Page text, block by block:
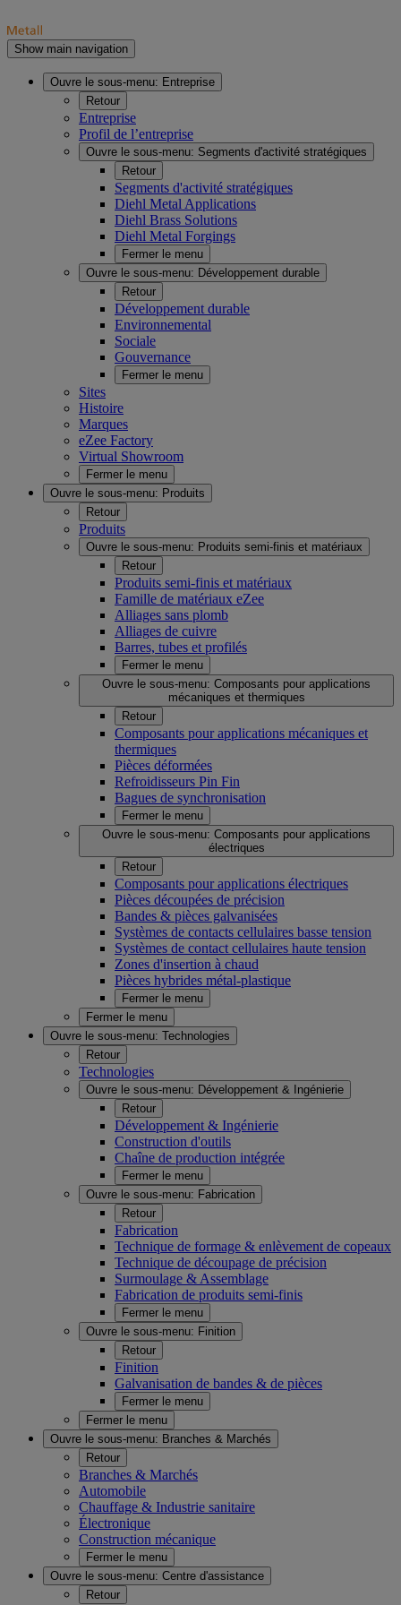
Show main navigation
Ouvre le sous-menu: Entreprise
Retour
Entreprise
Profil de l’entreprise
Ouvre le sous-menu: Segments d'activité stratégiques
Retour
Segments d'activité stratégiques
Diehl Metal Applications
Diehl Brass Solutions
Diehl Metal Forgings
Fermer le menu
Ouvre le sous-menu: Développement durable
Retour
Développement durable
Environnemental
Sociale
Gouvernance
Fermer le menu
Sites
Histoire
Marques
eZee Factory
Virtual Showroom
Fermer le menu
Ouvre le sous-menu: Produits
Retour
Produits
Ouvre le sous-menu: Produits semi-finis et matériaux
Retour
Produits semi-finis et matériaux
Famille de matériaux eZee
Alliages sans plomb
Alliages de cuivre
Barres, tubes et profilés
Fermer le menu
Ouvre le sous-menu: Composants pour applications
mécaniques et thermiques
Retour
Composants pour applications mécaniques et
thermiques
Pièces déformées
Refroidisseurs Pin Fin
Bagues de synchronisation
Fermer le menu
Ouvre le sous-menu: Composants pour applications
électriques
Retour
Composants pour applications électriques
Pièces découpées de précision
Bandes & pièces galvanisées
Systèmes de contacts cellulaires basse tension
Systèmes de contact cellulaires haute tension
Zones d'insertion à chaud
Pièces hybrides métal-plastique
Fermer le menu
Fermer le menu
Ouvre le sous-menu: Technologies
Retour
Technologies
Ouvre le sous-menu: Développement & Ingénierie
Retour
Développement & Ingénierie
Construction d'outils
Chaîne de production intégrée
Fermer le menu
Ouvre le sous-menu: Fabrication
Retour
Fabrication
Technique de formage & enlèvement de copeaux
Technique de découpage de précision
Surmoulage & Assemblage
Fabrication de produits semi-finis
Fermer le menu
Ouvre le sous-menu: Finition
Retour
Finition
Galvanisation de bandes & de pièces
Fermer le menu
Fermer le menu
Ouvre le sous-menu: Branches & Marchés
Retour
Branches & Marchés
Automobile
Chauffage & Industrie sanitaire
Électronique
Construction mécanique
Fermer le menu
Ouvre le sous-menu: Centre d'assistance
Retour